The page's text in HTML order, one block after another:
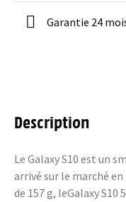
Garantie 24
Description
Le Galaxy S10 est un
arrivé sur le marché
de 157 g, leGalaxy